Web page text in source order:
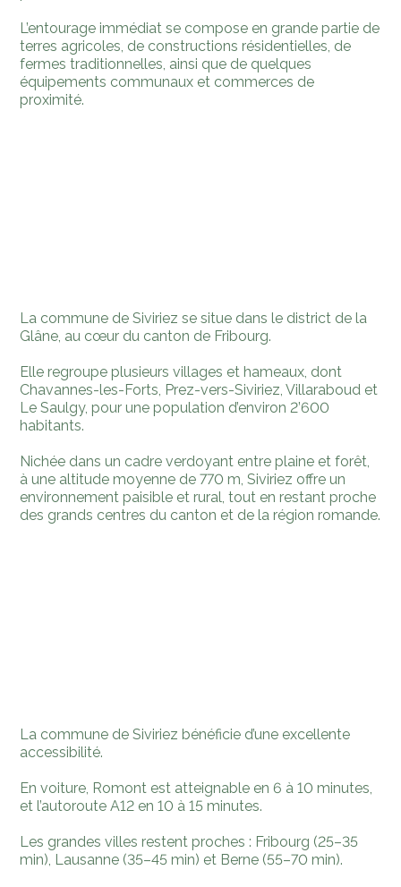
L’entourage immédiat se compose en grande partie de
terres agricoles, de constructions résidentielles, de
fermes traditionnelles, ainsi que de quelques
équipements communaux et commerces de
proximité.
La commune de Siviriez se situe dans le district de la
Glâne, au cœur du canton de Fribourg.
Elle regroupe plusieurs villages et hameaux, dont
Chavannes-les-Forts, Prez-vers-Siviriez, Villaraboud et
Le Saulgy, pour une population d’environ 2’600
habitants.
Nichée dans un cadre verdoyant entre plaine et forêt,
à une altitude moyenne de 770 m, Siviriez offre un
environnement paisible et rural, tout en restant proche
des grands centres du canton et de la région romande.
La commune de Siviriez bénéficie d’une excellente
accessibilité.
En voiture, Romont est atteignable en 6 à 10 minutes,
et l’autoroute A12 en 10 à 15 minutes.
Les grandes villes restent proches : Fribourg (25–35
min), Lausanne (35–45 min) et Berne (55–70 min).